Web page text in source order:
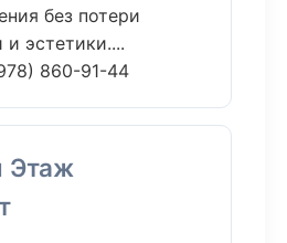
без потери
и эстетики....
860-91-44
Этаж